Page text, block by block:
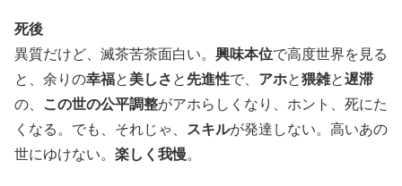
死後
異質だけど、滅茶苦茶面白い。 興味本位で高度世界を見る
と、余りの幸福と 美しさ と 先進性で、 アホと猥雑と遅滞
の、
この世の公平調整がアホらしくなり、ホント、死にた
くなる。でも、それじゃ、
スキルが発達しない。高いあの
世にゆけない。 楽しく我慢。